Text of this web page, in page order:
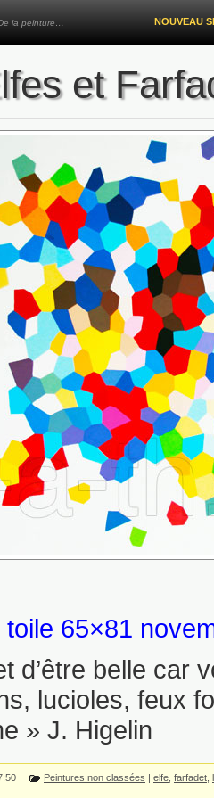
la peinture… NOUVEAU
et
toile 65×81
d’être belle car
lucioles, feux
» J. Higelin
Peintures non classées elfe farfadet